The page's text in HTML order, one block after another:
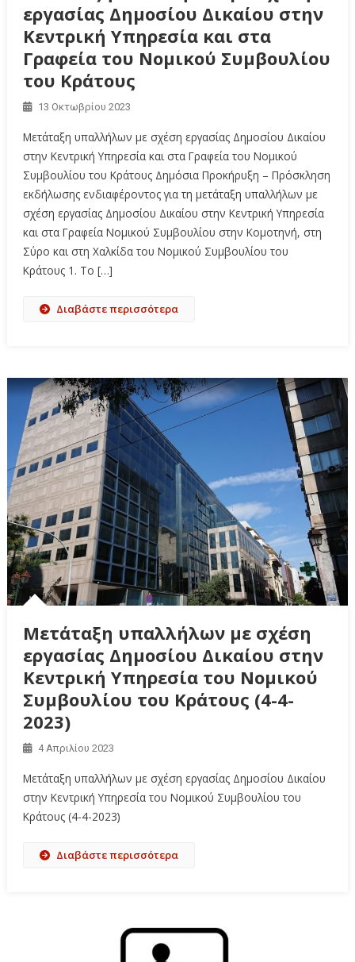
εργασίας Δημοσίου Δικαίου στην
Κεντρική Υπηρεσία και στα
Γραφεία του Νομικού Συμβουλίου
του Κράτους
13 Οκτωβρίου 2023
Μετάταξη υπαλλήλων με σχέση εργασίας Δημοσίου Δικαίου
στην Κεντρική Υπηρεσία και στα Γραφεία του Νομικού
Συμβουλίου του Κράτους Δημόσια Προκήρυξη – Πρόσκληση
εκδήλωσης ενδιαφέροντος για τη μετάταξη υπαλλήλων με
σχέση εργασίας Δημοσίου Δικαίου στην Κεντρική Υπηρεσία
και στα Γραφεία Νομικού Συμβουλίου στην Κομοτηνή, στη
Σύρο και στη Χαλκίδα του Νομικού Συμβουλίου του
Κράτους 1. Το […]
Διαβάστε περισσότερα
Μετάταξη υπαλλήλων με σχέση
εργασίας Δημοσίου Δικαίου στην
Κεντρική Υπηρεσία του Νομικού
Συμβουλίου του Κράτους (4-4-
2023)
4 Απριλίου 2023
Μετάταξη υπαλλήλων με σχέση εργασίας Δημοσίου Δικαίου
στην Κεντρική Υπηρεσία του Νομικού Συμβουλίου του
Κράτους (4-4-2023)
Διαβάστε περισσότερα